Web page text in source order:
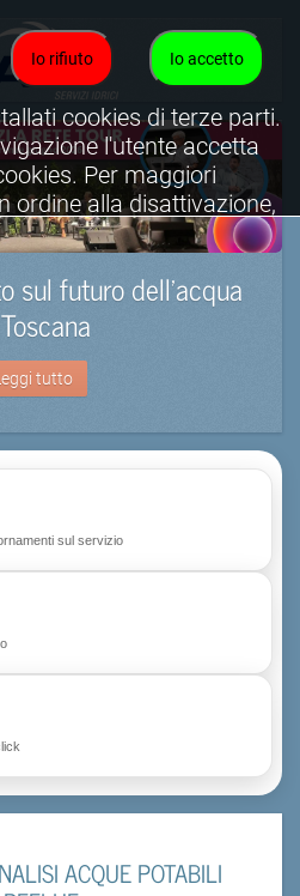
sul futuro dell’acqua
tutto
sul servizio
Io accetto
Io rifiuto
cookies di terze parti.
l'utente accetta
Per maggiori
ordine alla disattivazione,
l'informativa cookies
completa.